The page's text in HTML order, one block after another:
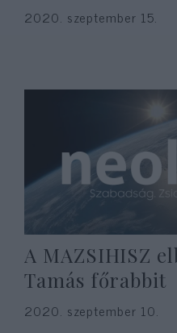
2020. szeptember 15.
A MAZSIHISZ
Tamás főrabbit
2020. szeptember 10.